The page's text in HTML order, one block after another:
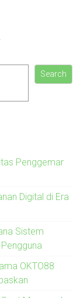
Search
Penggemar
Digital di Era
Sistem
OKTO88